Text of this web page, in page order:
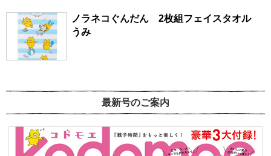
ノラネコぐんだん 2枚組フェイスタオル
うみ
最新号のご案内